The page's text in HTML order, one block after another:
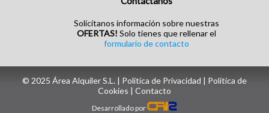
Solicítanos información sobre nuestras
OFERTAS! Solo tienes que rellenar el
formulario de contacto
© 2025 Área Alquiler S.L. | Política de Privacidad
Política de
Cookies
Contacto
Desarrollado por